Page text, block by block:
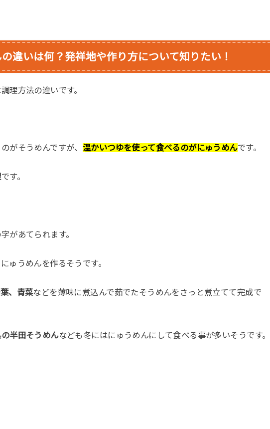
違いは何？発祥地や作り方について知りたい！
理方法の違いです。
がそうめんですが、 温かいつゆを使って食べるのがにゅうめんです。
です。
があてられます。
ゅうめんを作るそうです。
、青菜などを薄味に煮込んで茹でたそうめんをさっと煮立てて完成で
半田そうめんなども冬にはにゅうめんにして食べる事が多いそうです。